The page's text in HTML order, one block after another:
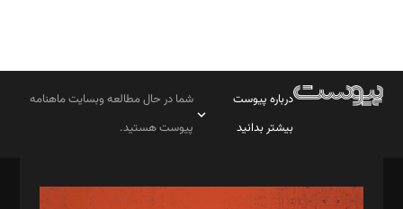
درباره پیوست
بیشتر بدانید
شما در حال مطالعه وبسایت ماهنامه
پیوست هستید.
مدیر مسئول: محمدباقر اثنی‌عشری